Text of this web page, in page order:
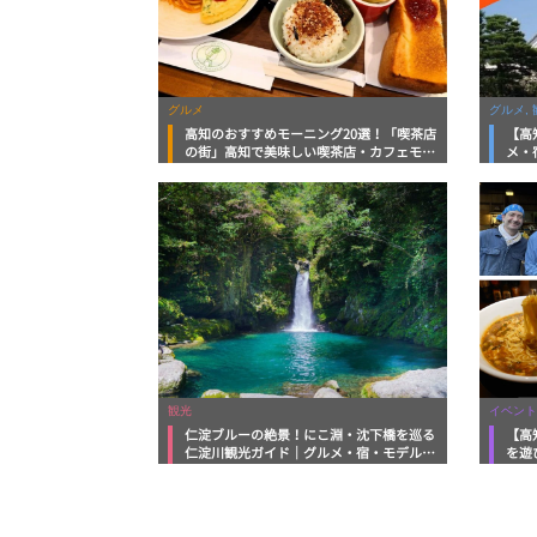
グルメ
高知のおすすめモーニング20選！「喫茶店
の街」高知で美味しい喫茶店・カフェモー
グルメ,
【
メ・
観光
仁淀ブルーの絶景！にこ淵・沈下橋を巡る
仁淀川観光ガイド｜グルメ・宿・モデルコ
イベン
【
を遊